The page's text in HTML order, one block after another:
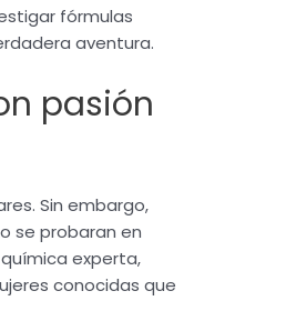
fórmulas
aventura.
pasión
Sin embargo,
se probaran en
experta,
conocidas que